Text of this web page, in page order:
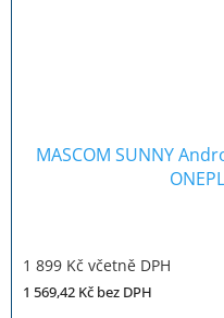
MASCOM SUNNY
produktu
je
1 899 Kč včetně DPH
1 569,42 Kč bez DPH